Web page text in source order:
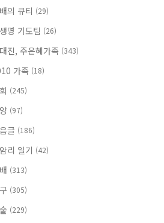
의 큐티 (29)
명 기도팀 (26)
진, 주은혜가족 (343)
가족 (18)
(245)
(97)
글 (186)
리 일기 (42)
(313)
(305)
(229)